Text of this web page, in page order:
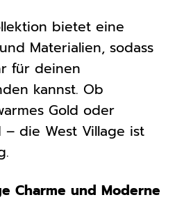
bietet eine
Materialien, sodass
für deinen
kannst. Ob
Gold oder
die West Village ist
Charme und Moderne